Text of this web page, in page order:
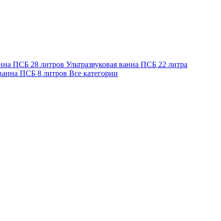
ПСБ 28 литров Ультразвуковая ванна ПСБ 22 литра
ПСБ 8 литров Все категории